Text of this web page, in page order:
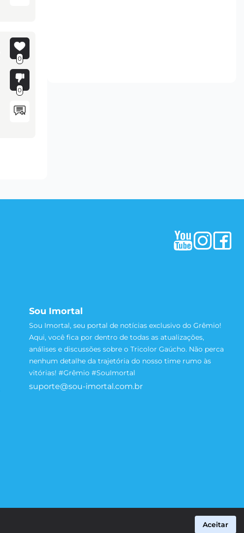
0
0
Sou Imortal
Sou Imortal, seu portal de notícias exclusivo do Grêmio!
Aqui, você fica por dentro de todas as atualizações,
análises e discussões sobre o Tricolor Gaúcho. Não perca
nenhum detalhe da trajetória do nosso time rumo às
vitórias! #Grêmio #SouImortal
suporte@sou-imortal.com.br
Aceitar